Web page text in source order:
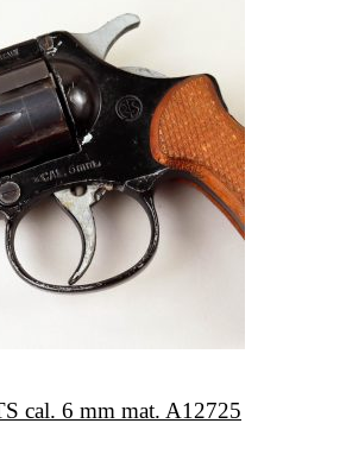
cal. 6 mm mat. A12725